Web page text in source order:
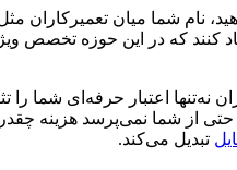
نام شما میان تعمیرکاران
کنند که در این حوزه
نه‌تنها اعتبار حرفه‌ای
حتی از شما نمی‌پرسد هزینه
تبدیل می‌کند.